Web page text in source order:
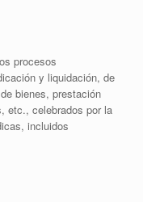
procesos
y liquidación, de
bienes, prestación
etc., celebrados por la
incluidos